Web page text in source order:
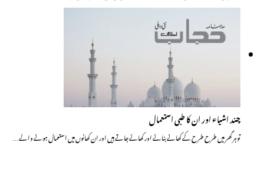
چند اشیاء اور ان کا طبی استعمال
تو ہر گھر میں طرح طرح کے کھانے بنائے اور کھائے جاتے ہیں اور ان کھانوں میں استعمال ہونے والے…